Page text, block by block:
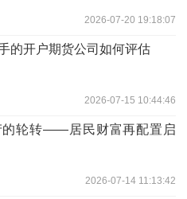
2026-07-20 19:18:07
的开户期货公司如何评估
2026-07-15 10:44:46
的轮转——居民财富再配置启
2026-07-14 11:13:42